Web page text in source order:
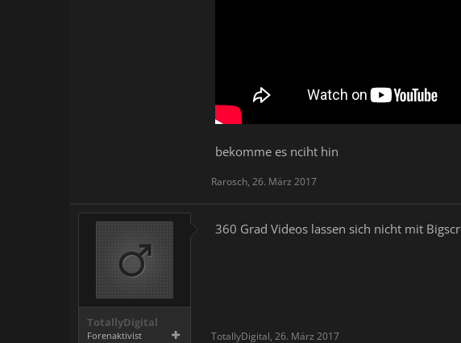
bekomme es nciht hin
Rarosch, 26. März 2017
TotallyDigital
Forenaktivist
360 Grad Videos lassen sich nicht mit
TotallyDigital, 26. März 2017